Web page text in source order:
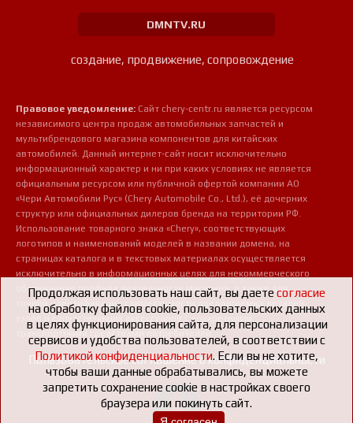
DMNTV.RU
создание, продвижение, сопровождение
Правовое уведомление: Сайт chery-centr.ru является ресурсом
независимого центра продаж автомобильных запчастей и
мультибрендового магазина компонентов для китайских
автомобилей. Данный интернет-сайт носит исключительно
информационный характер и ни при каких условиях не является
официальным ресурсом или публичной офертой компании АО
«Чери Автомобили Рус» (Chery Automobile Co., Ltd.), её дочерних
структур или официальных дилеров бренда на территории РФ.
Использование товарного знака «Chery», соответствующих
логотипов и наименований моделей в названии домена, на
страницах каталога и в текстовых материалах осуществляется
исключительно в информационных целях для некоммерческого
обозначения профиля деятельности магазина, а также для
точной идентификации совместимости предлагаемых деталей,
узлов и сопутствующих аксессуаров с конкретными
транспортными средствами потребителей.
Пользовательское соглашение о конфиденциальности
Продолжая использовать наш сайт, вы даетесогласие
на обработку файлов cookie, пользовательских данных
в целях функционирования сайта, для персонализации
сервисов и удобства пользователей, в соответствии с
Политикой конфиденциальности. Если вы не хотите,
чтобы ваши данные обрабатывались, вы можете
запретить сохранение cookie в настройках своего
браузера или покинуть сайт.